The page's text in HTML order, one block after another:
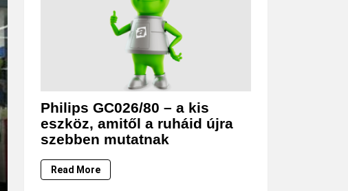
Philips GC026/80 – a kis
eszköz, amitől a ruháid újra
szebben mutatnak
Read More